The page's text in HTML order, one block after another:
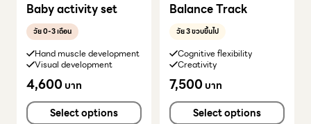
Baby activity set
วัย 0-3 เดือน
Hand muscle development
Visual development
4,600บาท
Select options
Balance Track
วัย 3 ขวบขึ้นไป
Cognitive flexibility
Creativity
7,500บาท
Select options